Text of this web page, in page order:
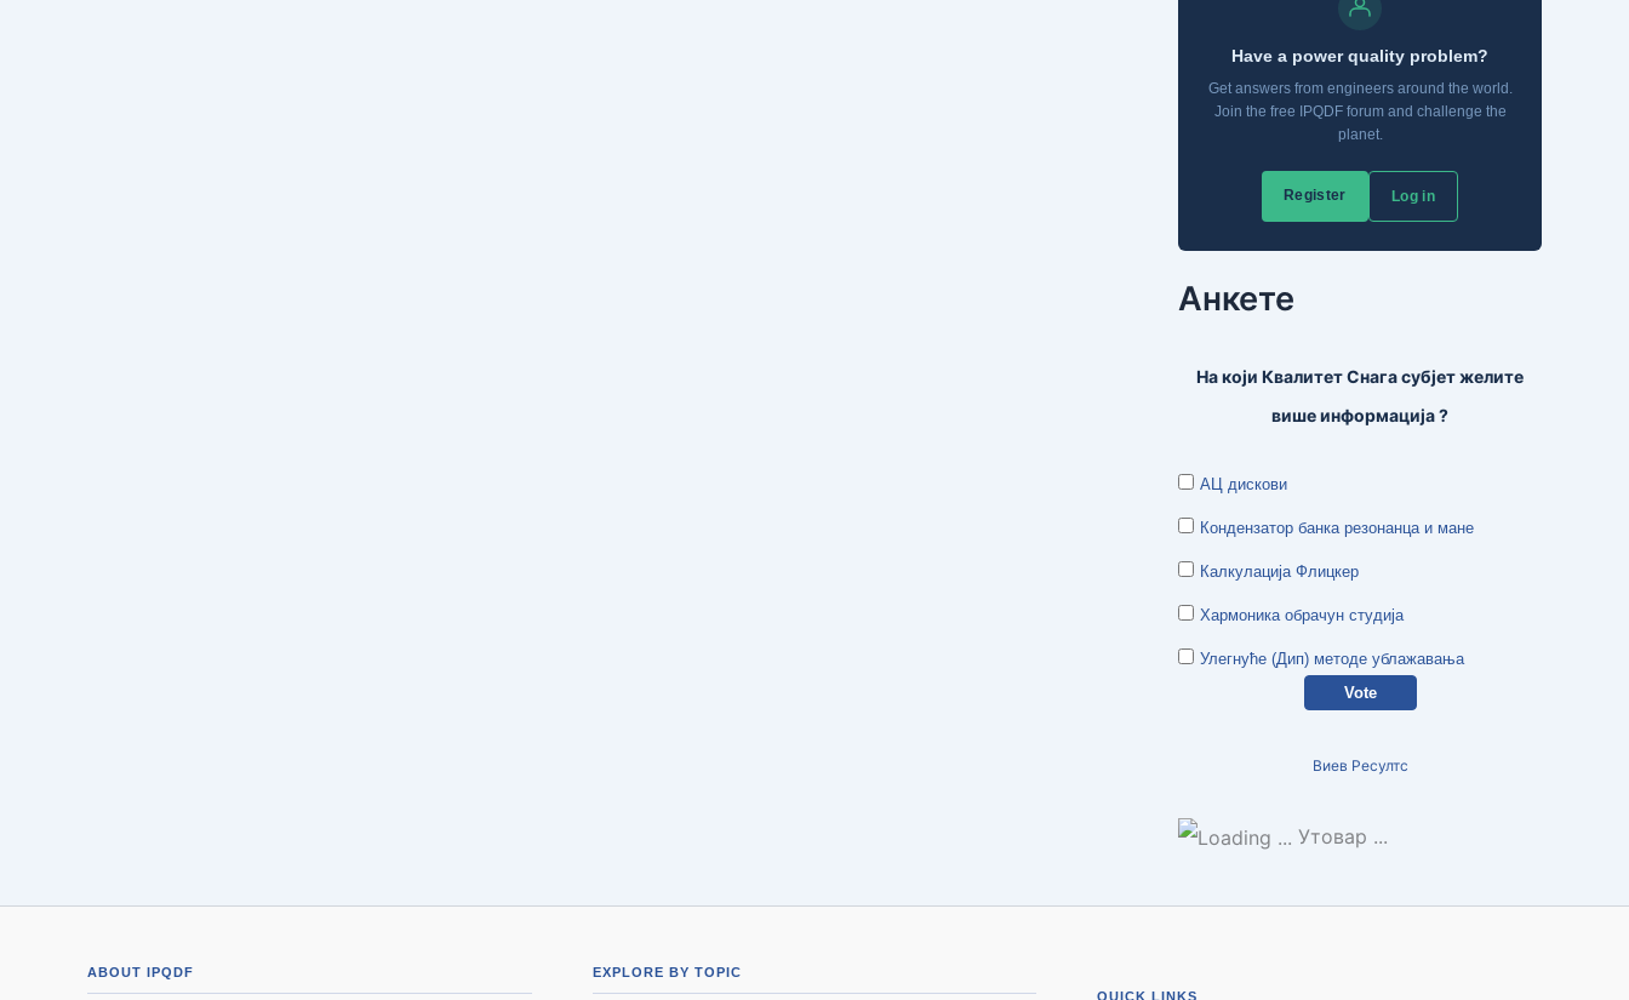
Анкете
На који Квалитет Снага субјет желите
више информација ?
АЦ дискови
Кондензатор банка резонанца и мане
Калкулација Флицкер
Хармоника обрачун студија
Улегнуће (Дип) методе ублажавања
Виев Ресултс
Утовар ...